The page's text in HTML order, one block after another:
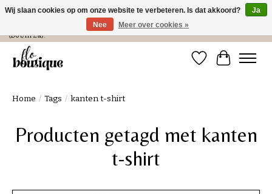
Verzending in NL € 4,99 en gratis bij een bestelling > € 100 of afhalen in de winkel
(Do t/m Za).
Verlanglijst
Home / Tags / kanten t-shirt
Producten getagd met kanten
t-shirt
Wij slaan cookies op om onze website te verbeteren. Is dat akkoord?
Ja
Nee
Meer over cookies »